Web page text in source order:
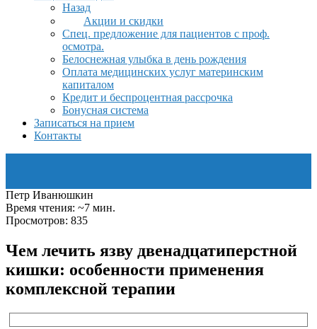
Назад
Акции и скидки
Спец. предложение для пациентов с проф.
осмотра.
Белоснежная улыбка в день рождения
Оплата медицинских услуг материнским
капиталом
Кредит и беспроцентная рассрочка
Бонусная система
Записаться на прием
Контакты
Петр Иванюшкин
Время чтения: ~7 мин.
Просмотров: 835
Чем лечить язву двенадцатиперстной
кишки: особенности применения
комплексной терапии